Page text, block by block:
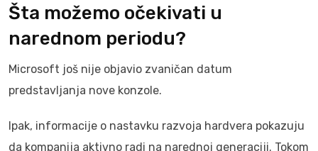
Šta možemo očekivati u
narednom periodu?
Microsoft još nije objavio zvaničan datum
predstavljanja nove konzole.
Ipak, informacije o nastavku razvoja hardvera pokazuju
da kompanija aktivno radi na narednoj generaciji. Tokom